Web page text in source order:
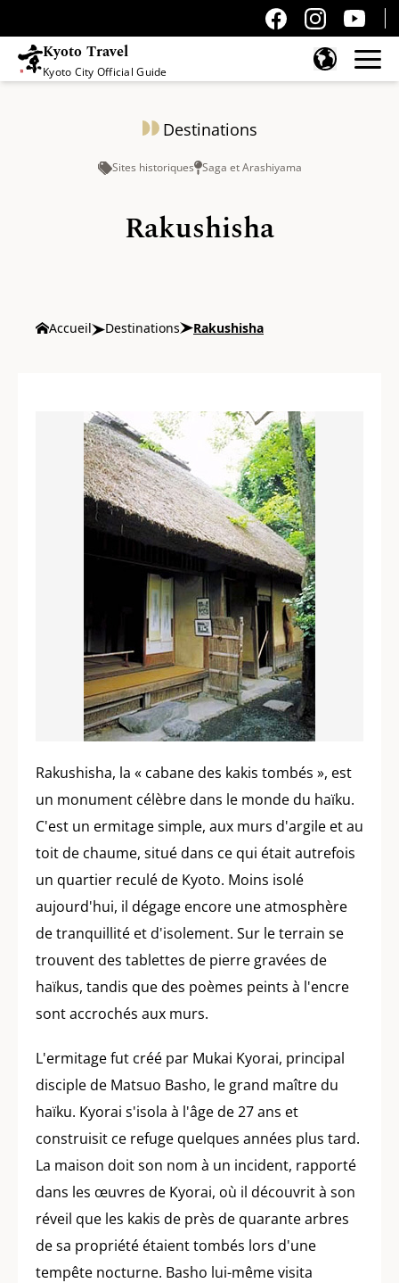
Kyoto Travel
Kyoto City Official Guide
Destinations
Sites historiques Saga et Arashiyama
Rakushisha
Accueil Destinations Rakushisha
Rakushisha, la « cabane des kakis tombés », est
un monument célèbre dans le monde du haïku.
C'est un ermitage simple, aux murs d'argile et au
toit de chaume, situé dans ce qui était autrefois
un quartier reculé de Kyoto. Moins isolé
aujourd'hui, il dégage encore une atmosphère
de tranquillité et d'isolement. Sur le terrain se
trouvent des tablettes de pierre gravées de
haïkus, tandis que des poèmes peints à l'encre
sont accrochés aux murs.
L'ermitage fut créé par Mukai Kyorai, principal
disciple de Matsuo Basho, le grand maître du
haïku. Kyorai s'isola à l'âge de 27 ans et
construisit ce refuge quelques années plus tard.
La maison doit son nom à un incident, rapporté
dans les œuvres de Kyorai, où il découvrit à son
réveil que les kakis de près de quarante arbres
de sa propriété étaient tombés lors d'une
tempête nocturne. Basho lui-même visita